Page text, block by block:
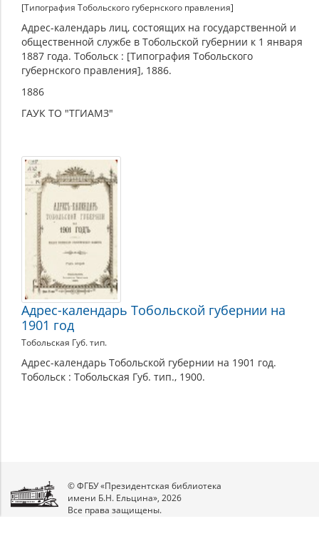
[Типография Тобольского губернского правления]
Адрес-календарь лиц, состоящих на государственной и
общественной службе в Тобольской губернии к 1 января
1887 года. Тобольск : [Типография Тобольского
губернского правления], 1886.
1886
ГАУК ТО "ТГИАМЗ"
Адрес-календарь Тобольской губернии на
1901 год
Тобольская Губ. тип.
Адрес-календарь Тобольской губернии на 1901 год.
Тобольск : Тобольская Губ. тип., 1900.
© ФГБУ «Президентская библиотека
имени Б.Н. Ельцина», 2026
Все права защищены.